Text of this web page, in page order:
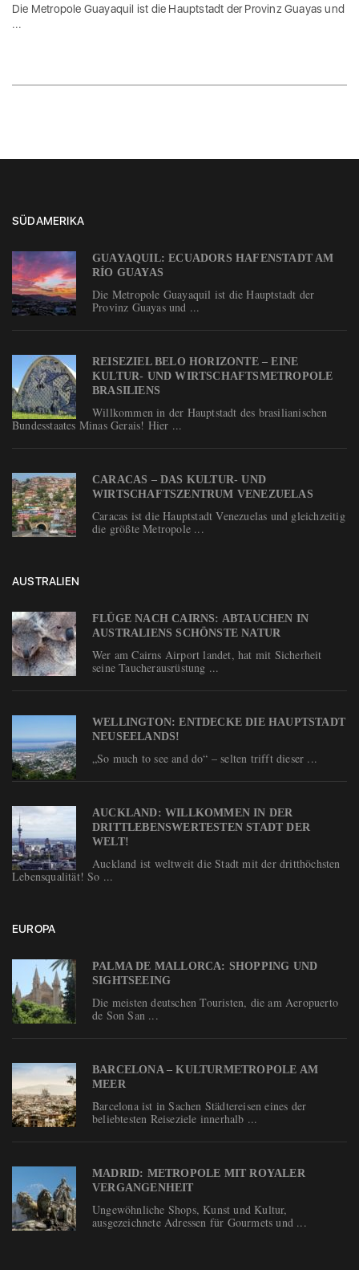
Die Metropole Guayaquil ist die Hauptstadt der Provinz Guayas und
...
SÜDAMERIKA
GUAYAQUIL: ECUADORS HAFENSTADT AM
RÍO GUAYAS
Die Metropole Guayaquil ist die Hauptstadt der
Provinz Guayas und ...
REISEZIEL BELO HORIZONTE – EINE
KULTUR- UND WIRTSCHAFTSMETROPOLE
BRASILIENS
Willkommen in der Hauptstadt des brasilianischen
Bundesstaates Minas Gerais! Hier ...
CARACAS – DAS KULTUR- UND
WIRTSCHAFTSZENTRUM VENEZUELAS
Caracas ist die Hauptstadt Venezuelas und gleichzeitig
die größte Metropole ...
AUSTRALIEN
FLÜGE NACH CAIRNS: ABTAUCHEN IN
AUSTRALIENS SCHÖNSTE NATUR
Wer am Cairns Airport landet, hat mit Sicherheit
seine Taucherausrüstung ...
WELLINGTON: ENTDECKE DIE HAUPTSTADT
NEUSEELANDS!
„So much to see and do“ – selten trifft dieser ...
AUCKLAND: WILLKOMMEN IN DER
DRITTLEBENSWERTESTEN STADT DER
WELT!
Auckland ist weltweit die Stadt mit der dritthöchsten
Lebensqualität! So ...
EUROPA
PALMA DE MALLORCA: SHOPPING UND
SIGHTSEEING
Die meisten deutschen Touristen, die am Aeropuerto
de Son San ...
BARCELONA – KULTURMETROPOLE AM
MEER
Barcelona ist in Sachen Städtereisen eines der
beliebtesten Reiseziele innerhalb ...
MADRID: METROPOLE MIT ROYALER
VERGANGENHEIT
Ungewöhnliche Shops, Kunst und Kultur,
ausgezeichnete Adressen für Gourmets und ...